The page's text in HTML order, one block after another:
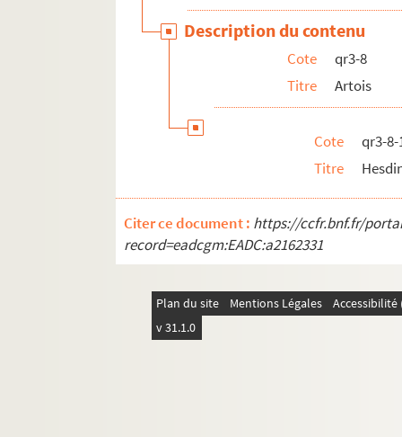
qr5. Documentation pour travaux à publier
qr13. Documents Quarré-Reybourbon
qr14. Ouvrages de Quarré-Reybourbon
c64-3. Carton 64-3 : Lithographies de
pf65. Portefeuille 65 : Pièces concernant la
pf66-1. Portefeuille 66-1 : Gravures et
pf66-2. Portefeuille 66 -2 : Photographies
pf66bis. Portefeuille 66 bis : Plans
pf67. Portefeuille 67 : Plans de propriétés
pf68. Portefeuille 68 : Documents relatifs
pf70. Portefeuille 70 : Plans de la ville de
pf80. Portefeuille 80 : Réclames
pf81. Portefeuillet 81 : Affiches, imprimés
Description du contenu
Cote
qr3-8
Titre
Artois
Cote
qr3-8-
Titre
Citer ce document : https://ccfr.bnf.fr/
record=eadcgm:EADC:a2162331
Plan du site Mentions Légales
v 31.1.0